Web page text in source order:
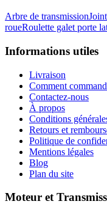
Arbre de transmission
roueRoulette galet porte
Informations utiles
Livraison
Comment
Contactez-nous
À propos
Conditions
Retours et
Politique de
Mentions légales
Blog
Plan du site
Moteur et